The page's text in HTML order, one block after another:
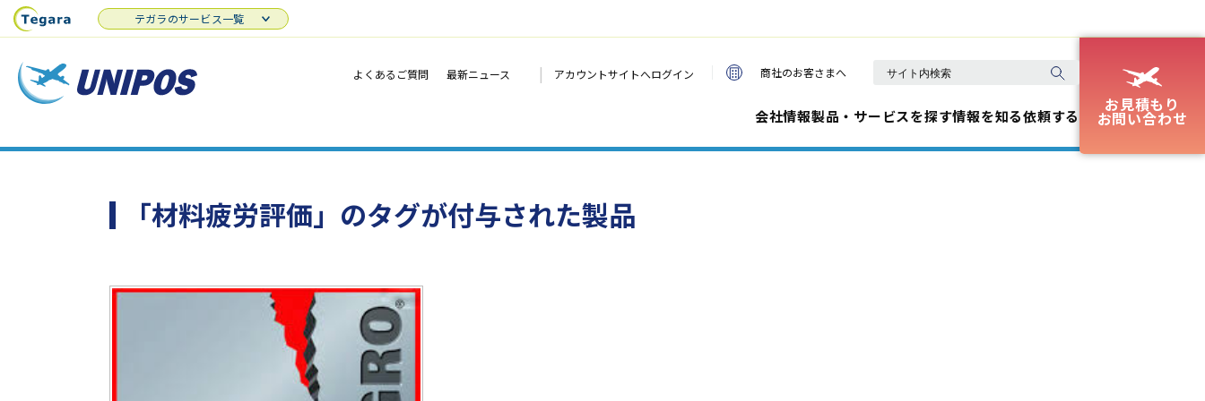
よくあるご質問 最新ニュース | アカウントサイトへログイン 商社のお客さまへ
会社情報製品・サービスを探す情報を知る依頼する
お見積もり
お問い合わせ
テガラのサービス一覧
「材料疲労評価」のタグが付与された製品